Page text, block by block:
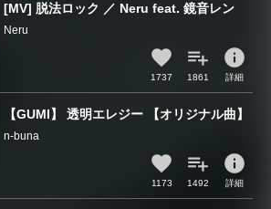
[MV] 脱法ロック ／ Neru feat. 鏡音レン
Neru
1737 1861
info
詳細
【GUMI】 透明エレジー 【オリジナル曲】
n-buna
1173 1492
info
詳細